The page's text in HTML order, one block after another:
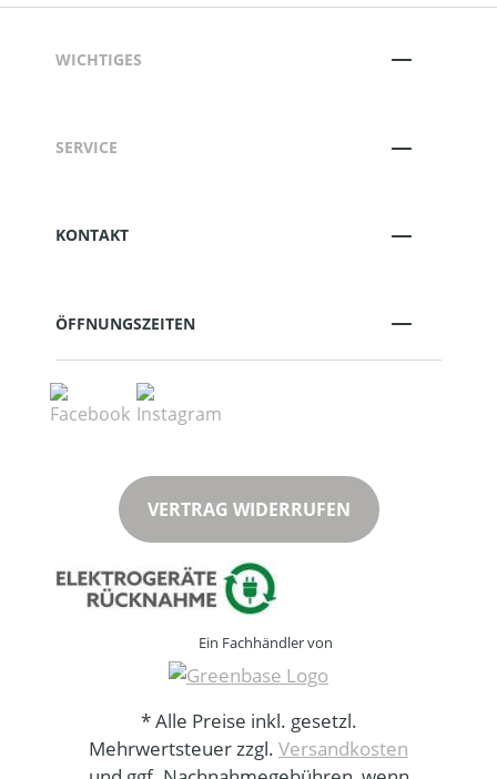
WICHTIGES
SERVICE
KONTAKT
ÖFFNUNGSZEITEN
VERTRAG WIDERRUFEN
Ein Fachhändler von
* Alle Preise inkl. gesetzl.
Mehrwertsteuer zzgl. Versandkosten